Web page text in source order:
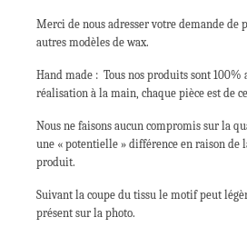
Merci de nous adresser votre demande de
autres modèles de wax.
Hand made : Tous nos produits sont
réalisation à la main, chaque pièce est de
Nous ne faisons aucun compromis sur la
une « potentielle » différence en raison de
produit.
Suivant la coupe du tissu le motif peut
présent sur la photo.